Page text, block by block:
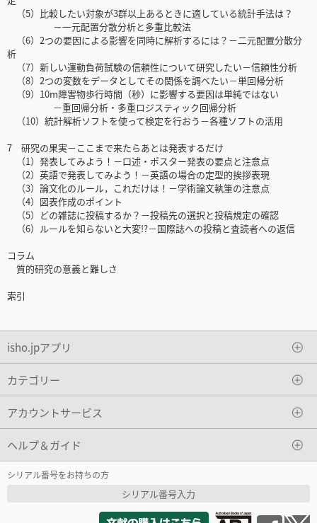
（5）比較したい対象が3群以上あるときに適している統計手法は？
－一元配置分散分析と多重比較法
（6）2つの要因による影響を同時に解析するには？－二元配置分散分
析
（7）新しい運動負荷試験の信頼性について研究したい－信頼性分析
（8）2つの変数をデータとしてその関係を調べたい－単回帰分析
（9）10m障害物歩行時間（秒）に影響する要因は単純ではない
－重回帰分析・多重ロジスティック回帰分析
（10）統計解析ソフトを使って検定を行おう－各種ソフトの活用
7 研究の果実－ここまで来たらあとは発表するだけ
（1）発表してみよう！－口述・ポスター発表の要点と注意点
（2）英語で発表してみよう！－英語の場合の定型的挨拶表現
（3）論文化のルール，これだけは！－学術論文執筆の注意点
（4）図表作成のポイント
（5）どの雑誌に投稿するか？－投稿先の選択と投稿規定の確認
（6）ルールを知らないと大変!?－国際誌への投稿と査読者への返信
コラム
質的研究の意義と難しさ
索引
isho.jpアプリ
カテゴリー
アカウントサービス
ヘルプ＆ガイド
シリアル番号をお持ちの方
シリアル番号入力